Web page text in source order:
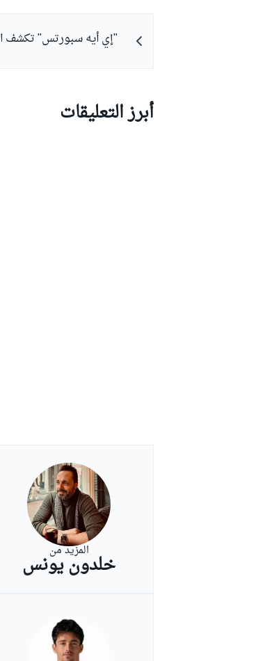
"إي أيه سبورتس" تكشف
أبرز التعليقات
المزيد من
خلدون يونس